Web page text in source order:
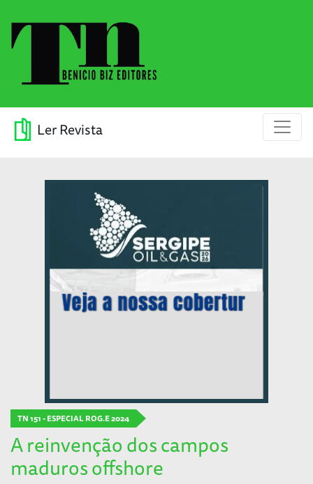
Ler Revista
TN 151 - ESPECIAL ROG.E 2024
A reinvenção dos campos
maduros offshore